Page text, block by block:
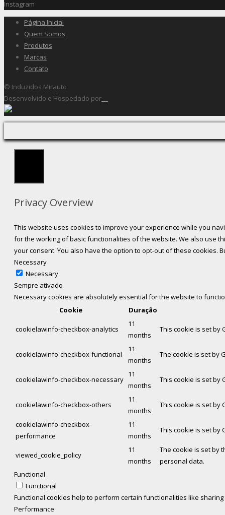
Instagram
Página Inicial
Quem Somos
Produtos
Marcas
Contato
© Induzidos Mirauto
Desenvolvido e Hospedado por
Privacy Overview
This website uses cookies to improve your experience while you
for the working of basic functionalities of the website. We also use
your consent. You also have the option to opt-out of these cookies.
Necessary
Necessary
Sempre ativado
Necessary cookies are absolutely essential for the website to
Cookie
Duração
cookielawinfo-checkbox-analytics
11
months
This cookie is set by
cookielawinfo-checkbox-functional
11
months
The cookie is set by
cookielawinfo-checkbox-necessary
11
months
This cookie is set by
cookielawinfo-checkbox-others
11
months
This cookie is set by
cookielawinfo-checkbox-
performance
11
months
This cookie is set by
viewed_cookie_policy
11
months
The cookie is set by
personal data.
Functional
Functional
Functional cookies help to perform certain functionalities like
Performance